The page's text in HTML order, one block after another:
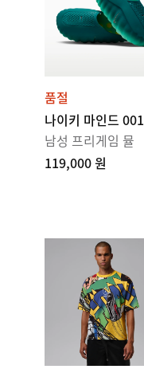
품절
나이키 마인드 001
남성 프리게임 뮬
119,000 원